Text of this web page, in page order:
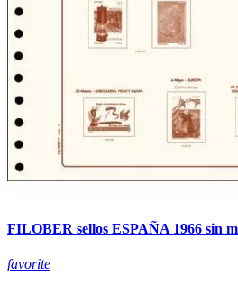
FILOBER sellos ESPAÑA 1966 sin
favorite